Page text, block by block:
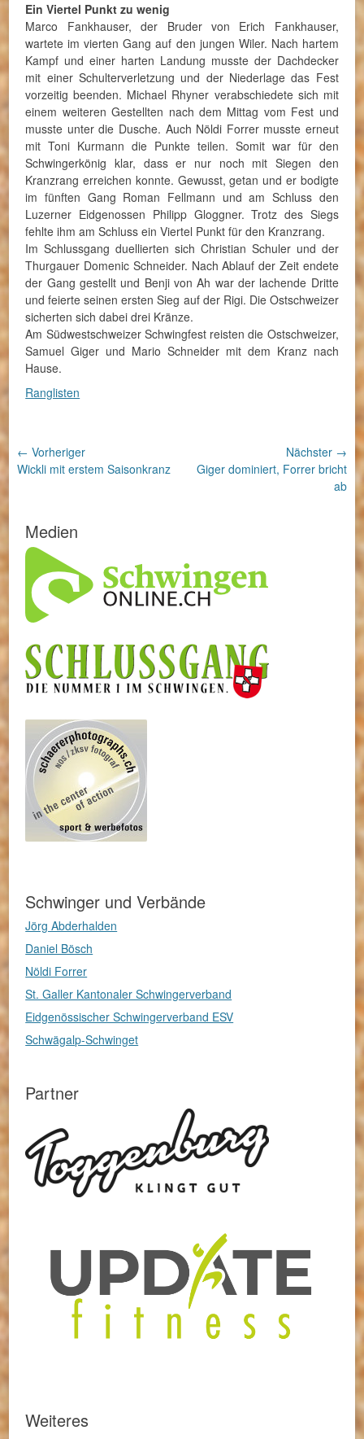
Ein Viertel Punkt zu wenig
Marco Fankhauser, der Bruder von Erich Fankhauser,
wartete im vierten Gang auf den jungen Wiler. Nach hartem
Kampf und einer harten Landung musste der Dachdecker
mit einer Schulterverletzung und der Niederlage das Fest
vorzeitig beenden. Michael Rhyner verabschiedete sich mit
einem weiteren Gestellten nach dem Mittag vom Fest und
musste unter die Dusche. Auch Nöldi Forrer musste erneut
mit Toni Kurmann die Punkte teilen. Somit war für den
Schwingerkönig klar, dass er nur noch mit Siegen den
Kranzrang erreichen konnte. Gewusst, getan und er bodigte
im fünften Gang Roman Fellmann und am Schluss den
Luzerner Eidgenossen Philipp Gloggner. Trotz des Siegs
fehlte ihm am Schluss ein Viertel Punkt für den Kranzrang.
Im Schlussgang duellierten sich Christian Schuler und der
Thurgauer Domenic Schneider. Nach Ablauf der Zeit endete
der Gang gestellt und Benji von Ah war der lachende Dritte
und feierte seinen ersten Sieg auf der Rigi. Die Ostschweizer
sicherten sich dabei drei Kränze.
Am Südwestschweizer Schwingfest reisten die Ostschweizer,
Samuel Giger und Mario Schneider mit dem Kranz nach
Hause.
Ranglisten
Beitragsnavigation
← Vorheriger
Vorheriger
Wickli mit erstem Saisonkranz
Nächster →
Nächster
Giger dominiert, Forrer bricht
ab
Medien
Schwinger und Verbände
Jörg Abderhalden
Daniel Bösch
Nöldi Forrer
St. Galler Kantonaler Schwingerverband
Eidgenössischer Schwingerverband ESV
Schwägalp-Schwinget
Partner
Weiteres